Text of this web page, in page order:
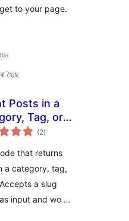
to your page.
হৈছে
Posts in a
Tag, or
Taxonomy
(2টা
মুঠ)
that returns
a category, tag,
a slug
input and wo …